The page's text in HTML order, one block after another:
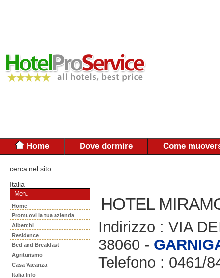
Home Dove dormire Come
cerca nel sito
Italia
Menu
Home
Promuovi la tua azienda
Alberghi
Residence
Bed and Breakfast
Agriturismo
Casa Vacanza
Italia Info
HOTEL
Indirizzo : VIA
38060 -
Telefono : 0461/